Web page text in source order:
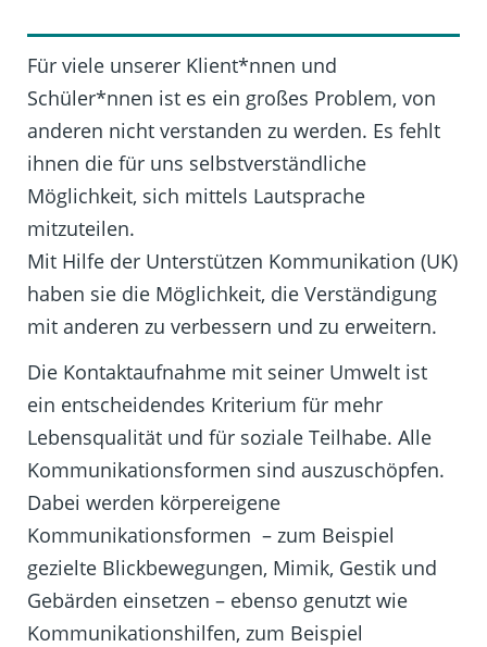
Für viele unserer Klient*nnen und
Schüler*nnen ist es ein großes Problem, von
anderen nicht verstanden zu werden. Es fehlt
ihnen die für uns selbstverständliche
Möglichkeit, sich mittels Lautsprache
mitzuteilen.
Mit Hilfe der Unterstützen Kommunikation (UK)
haben sie die Möglichkeit, die Verständigung
mit anderen zu verbessern und zu erweitern.
Die Kontaktaufnahme mit seiner Umwelt ist
ein entscheidendes Kriterium für mehr
Lebensqualität und für soziale Teilhabe. Alle
Kommunikationsformen sind auszuschöpfen.
Dabei werden körpereigene
Kommunikationsformen – zum Beispiel
gezielte Blickbewegungen, Mimik, Gestik und
Gebärden einsetzen – ebenso genutzt wie
Kommunikationshilfen, zum Beispiel